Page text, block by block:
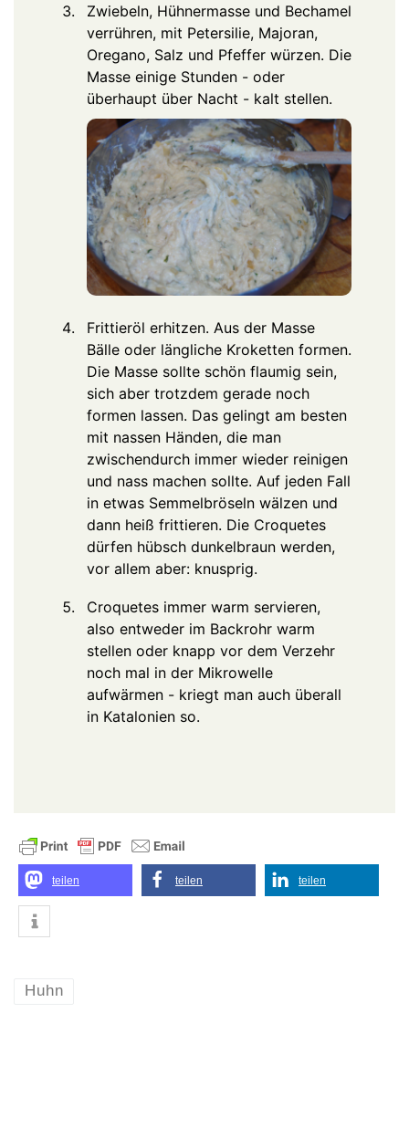
Zwiebeln, Hühnermasse und Bechamel
verrühren, mit Petersilie, Majoran,
Oregano, Salz und Pfeffer würzen. Die
Masse einige Stunden - oder
überhaupt über Nacht - kalt stellen.
Frittieröl erhitzen. Aus der Masse
Bälle oder längliche Kroketten formen.
Die Masse sollte schön flaumig sein,
sich aber trotzdem gerade noch
formen lassen. Das gelingt am besten
mit nassen Händen, die man
zwischendurch immer wieder reinigen
und nass machen sollte. Auf jeden Fall
in etwas Semmelbröseln wälzen und
dann heiß frittieren. Die Croquetes
dürfen hübsch dunkelbraun werden,
vor allem aber: knusprig.
Croquetes immer warm servieren,
also entweder im Backrohr warm
stellen oder knapp vor dem Verzehr
noch mal in der Mikrowelle
aufwärmen - kriegt man auch überall
in Katalonien so.
teilen teilen teilen
Huhn